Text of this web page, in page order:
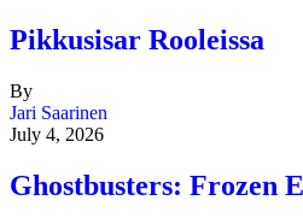
Pikkusisar Rooleissa
By
Jari Saarinen
July 4, 2026
Ghostbusters: Frozen